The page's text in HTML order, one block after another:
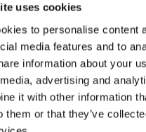
uses cookies
to personalise content
media features and to
information about your
advertising and
it with other information
them or that they’ve
mellom kontroll og
for å sørge for
enheter.
av enheter som brukes
ute i felt innebærer ofte å
kun nødvendige funksjoner,
elementer som kan